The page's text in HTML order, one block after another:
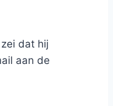
dat hij
aan de